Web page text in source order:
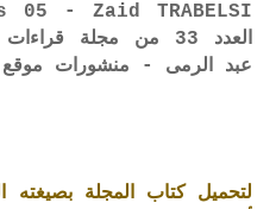
العدد 33 من مجلة
عبد الرمى - منشورات موقع